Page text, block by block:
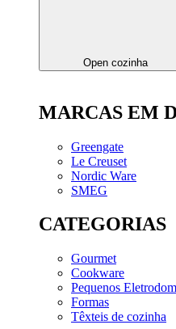
Open cozinha
MARCAS EM
Greengate
Le Creuset
Nordic Ware
SMEG
CATEGORIAS
Gourmet
Cookware
Pequenos
Formas
Têxteis de cozinha